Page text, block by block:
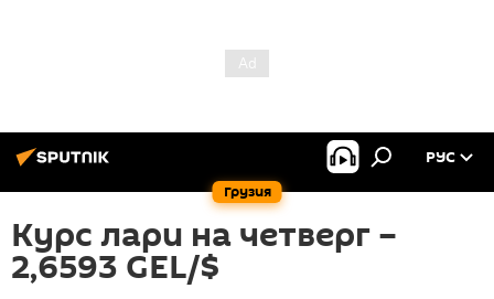
Грузия
РУС
Курс лари на четверг –
2,6593 GEL/$